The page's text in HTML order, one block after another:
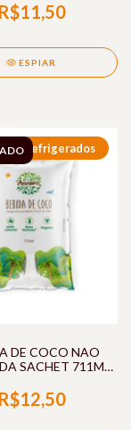
R$11,50
ESPIAR
Refrigerados
DE COCO NAO
SACHET 711ML
R$12,50